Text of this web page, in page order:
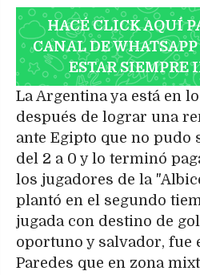
HACÉ CLICK AQUÍ
CANAL DE
ESTAR SIEMPRE
La Argentina ya está en
después de lograr una
ante Egipto que no pudo
del 2 a 0 y lo terminó
los jugadores de la
plantó en el segundo
jugada con destino de
oportuno y salvador, fue
Paredes que en zona